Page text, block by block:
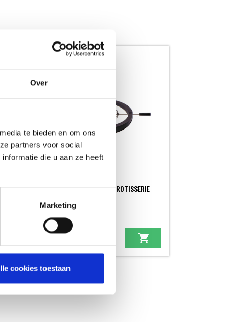
Over
te bieden en om ons
partners voor social
die u aan ze heeft
Marketing
cookies toestaan
SUMMIT KAMADO GRILL ROTISSERIE
BRAADSPITTEN
299,99